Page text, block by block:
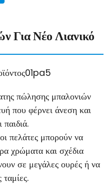
Για Νέο Λιανικό
πώλησης μπαλονιών
που φέρνει άνεση και
πελάτες μπορούν να
χρώματα και σχέδια
σε μεγάλες ουρές ή να